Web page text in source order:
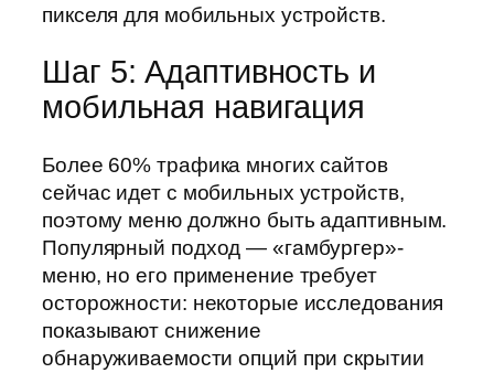
пикселя для мобильных устройств.
Шаг 5: Адаптивность и
мобильная навигация
Более 60% трафика многих сайтов
сейчас идет с мобильных устройств,
поэтому меню должно быть адаптивным.
Популярный подход — «гамбургер»-
меню, но его применение требует
осторожности: некоторые исследования
показывают снижение
обнаруживаемости опций при скрытии